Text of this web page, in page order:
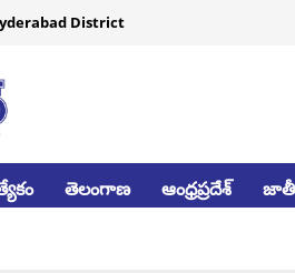
District
తెలంగాణ ఆంధ్రప్రదేశ్